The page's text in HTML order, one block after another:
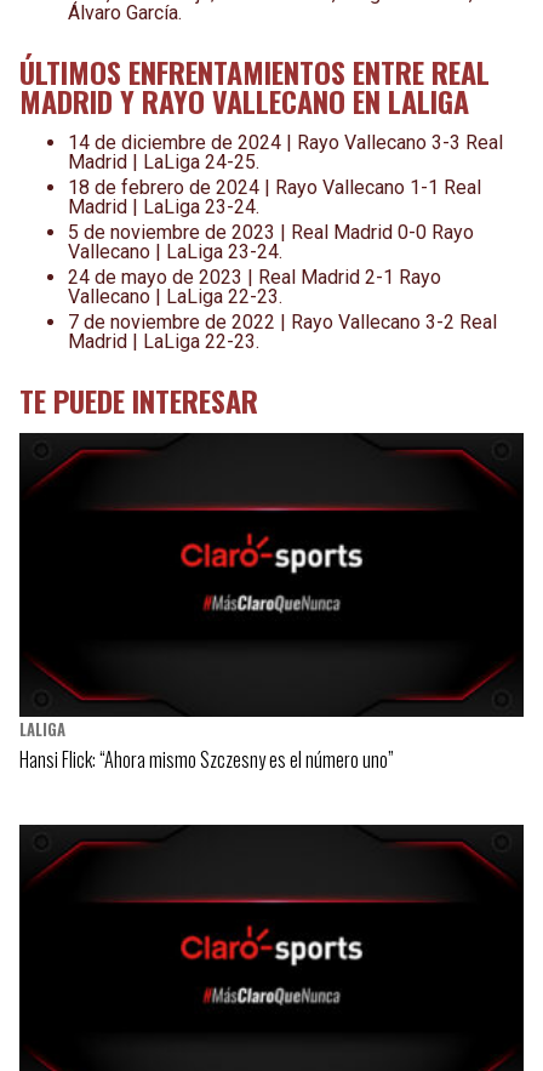
Álvaro García.
ÚLTIMOS ENFRENTAMIENTOS ENTRE REAL
MADRID Y RAYO VALLECANO EN LALIGA
14 de diciembre de 2024 | Rayo Vallecano 3-3 Real
Madrid | LaLiga 24-25.
18 de febrero de 2024 | Rayo Vallecano 1-1 Real
Madrid | LaLiga 23-24.
5 de noviembre de 2023 | Real Madrid 0-0 Rayo
Vallecano | LaLiga 23-24.
24 de mayo de 2023 | Real Madrid 2-1 Rayo
Vallecano | LaLiga 22-23.
7 de noviembre de 2022 | Rayo Vallecano 3-2 Real
Madrid | LaLiga 22-23.
TE PUEDE INTERESAR
LALIGA
Hansi Flick: “Ahora mismo Szczesny es el número uno”